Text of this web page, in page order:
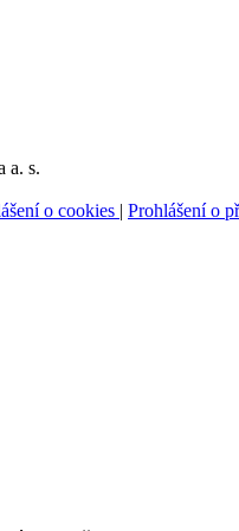
a. s.
o cookies | Prohlášení o